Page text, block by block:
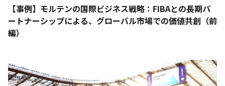
【事例】モルテンの国際ビジネス戦略：FIBAとの長期パ
ートナーシップによる、グローバル市場での価値共創（前
編）